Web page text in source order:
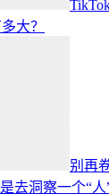
大？
别再
去洞察一个“人